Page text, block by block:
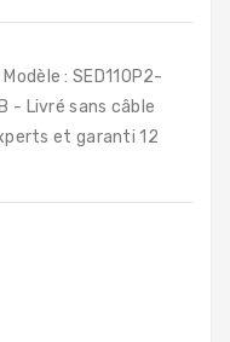
: SED110P2-
- Livré sans câble
et garanti 12